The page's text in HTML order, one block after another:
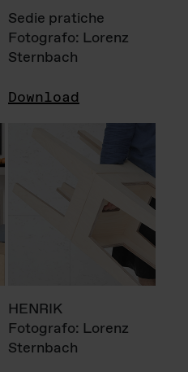
Sedie pratiche
Fotografo: Lorenz
Sternbach
Download
HENRIK
Fotografo: Lorenz
Sternbach